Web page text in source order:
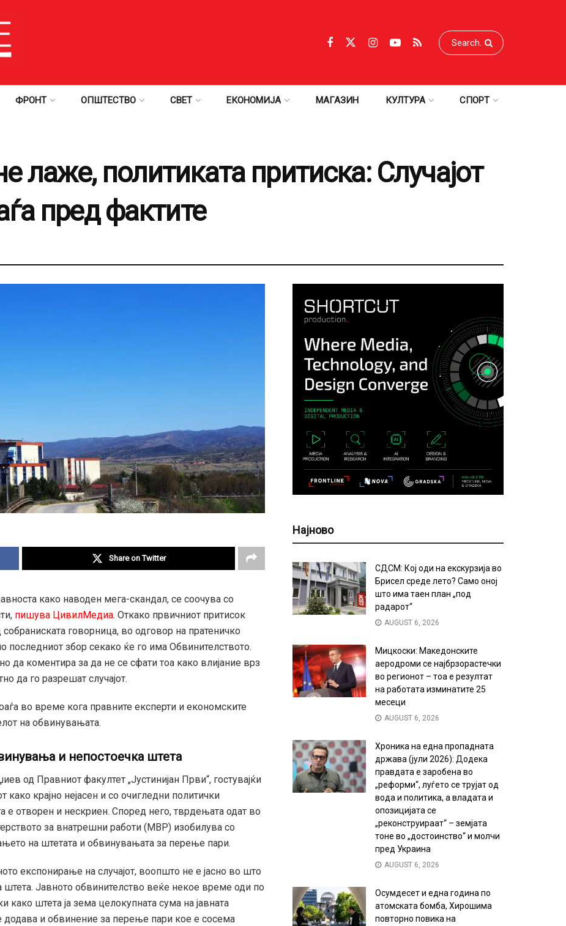
ФРОНТ ОПШТЕСТВО СВЕТ ЕКОНОМИЈА МАГАЗИН КУЛТУРА СПОРТ
лаже, политиката притиска: Случајот
пред фактите
Share on Twitter
како наводен мега-скандал, се соочува со
пишува ЦивилМедиа. Откако првичниот притисок
говорница, во одговор на пратеничко
последниот збор секако ќе го има Обвинителството.
да коментира за да не се сфати тоа како влијание врз
да го разрешат случајот.
во време кога правните експерти и економските
на обвинувањата.
и непостоечка штета
од Правниот факултет „Јустинијан Први“, гостувајќи
како крајно нејасен и со очигледни политички
е отворен и нескриен. Според него, тврдењата одат во
за внатрешни работи (МВР) изобилува со
на штетата и обвинувањата за перење пари.
експонирање на случајот, воопшто не е јасно во што
штета. Јавното обвинителство веќе некое време оди по
како штета ја зема целокупната сума на јавната
додава и обвинение за перење пари кое е сосема
Најново
СДСМ: Кој оди на екскурзија во
Брисел среде лето? Само оној
што има таен план „под
радарот“
AUGUST 6, 2026
Мицкоски: Македонските
аеродроми се најбрзорастечки
во регионот – тоа е резултат
на работата изминатите 25
месеци
AUGUST 6, 2026
Хроника на една пропадната
држава (јули 2026): Додека
правдата е заробена во
„реформи“, луѓето се трујат од
вода и политика, а владата и
опозицијата се
„реконструираат“ – земјата
тоне во „достоинство“ и молчи
пред Украина
AUGUST 6, 2026
Осумдесет и една година по
атомската бомба, Хирошима
повторно повика на